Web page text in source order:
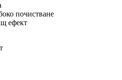
почистване
ефект